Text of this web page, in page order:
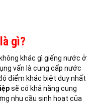
gì?
khác gì giếng nước ở
vấn là cung cấp nước
điểm khác biệt duy nhất
sẽ có khả năng cung
nhu cầu sinh hoạt của